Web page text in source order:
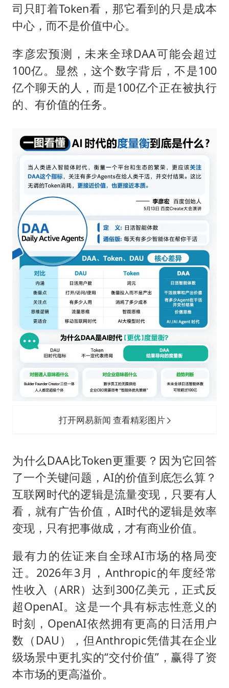
司只盯着Token看，那它看到的只是成本
中心，而不是价值中心。
李彦宏预测，未来全球DAA可能会超过
100亿。显然，这个数字背后，不是100
亿个聊天的人，而是100亿个正在被执行
的、有价值的任务。
打开网易新闻 查看精彩图片
为什么DAA比Token更重要？因为它回答
了一个关键问题，AI的价值到底怎么算？
互联网时代的逻辑是流量变现，只要有人
看，就有广告价值，AI时代的逻辑是效率
变现，只有把事做成，才有商业价值。
最有力的佐证来自全球AI市场的格局变
迁。2026年3月，Anthropic的年度经常
性收入（ARR）达到300亿美元，正式反
超OpenAI。这是一个具有标志性意义的
时刻，OpenAI依然拥有更高的日活用户
数（DAU），但Anthropic凭借其在企业
级场景中更扎实的“交付价值”，赢得了资
本市场的更高溢价。